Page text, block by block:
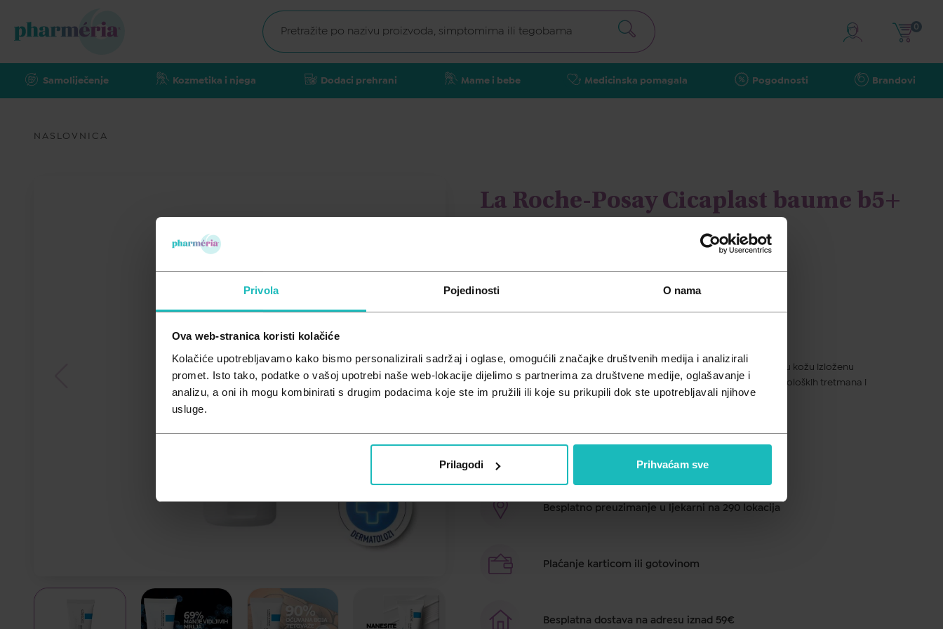
Privola Pojedinosti O nama
Ova web-stranica koristi kolačiće
Kolačiće upotrebljavamo kako bismo personalizirali sadržaj i oglase, omogućili značajke društvenih medija i analizirali
promet. Isto tako, podatke o vašoj upotrebi naše web-lokacije dijelimo s partnerima za društvene medije, oglašavanje i
analizu, a oni ih mogu kombinirati s drugim podacima koje ste im pružili ili koje su prikupili dok ste upotrebljavali njihove
usluge.
Prilagodi Prihvaćam sve
Samoliječenje Kozmetika i njega Dodaci prehrani Mame i bebe Medicinska pomagala Pogodnosti Brandovi
0
NASLOVNICA
La Roche-Posay Cicaplast baume b5+
17,05 €
Ultra-obnavljajući smirujući zaštitni balzam za nadraženu ili oslabljenu kožu izloženu
svakodnevnom UV zračenju. Ispitano čak i nakon površinskih dermatoloških tretmana i
tetoviranja.
Besplatno preuzimanje u ljekarni na 290 lokacija
Plaćanje karticom ili gotovinom
Besplatna dostava na adresu iznad 59€